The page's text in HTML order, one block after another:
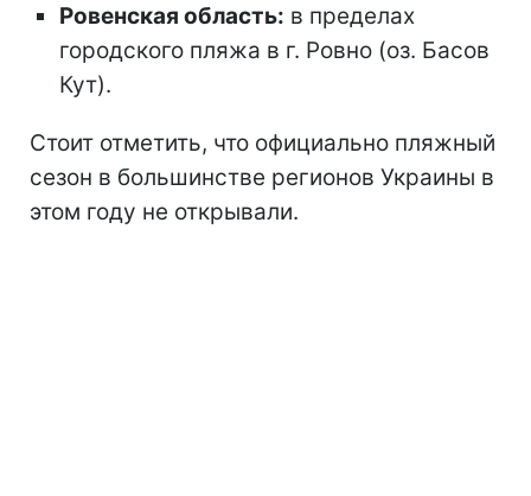
Ровенская область: в пределах
городского пляжа в г. Ровно (оз. Басов
Кут).
Стоит отметить, что официально пляжный
сезон в большинстве регионов Украины в
этом году не открывали.